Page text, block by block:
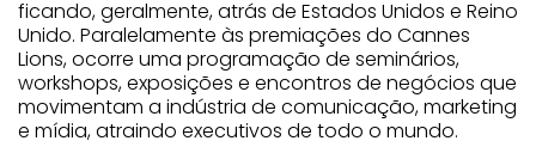
ficando, geralmente, atrás de Estados Unidos e Reino
Unido. Paralelamente às premiações do Cannes
Lions, ocorre uma programação de seminários,
workshops, exposições e encontros de negócios que
movimentam a indústria de comunicação, marketing
e mídia, atraindo executivos de todo o mundo.